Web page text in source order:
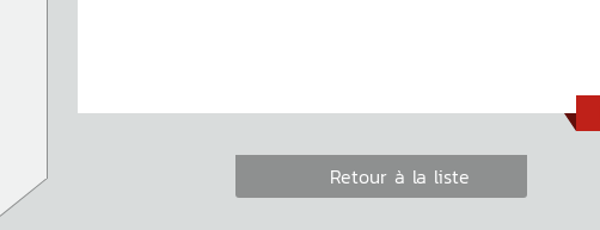
Retour à la liste